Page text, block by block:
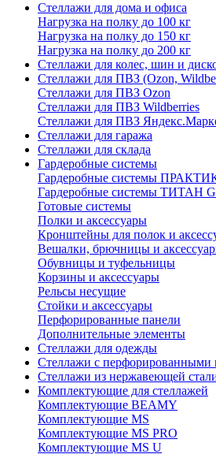
Стеллажи для дома и офиса
Нагрузка на полку до 100 кг
Нагрузка на полку до 150 кг
Нагрузка на полку до 200 кг
Стеллажи для колес, шин и
Стеллажи для ПВЗ (Ozon,
Стеллажи для ПВЗ Ozon
Стеллажи для ПВЗ Wildberries
Стеллажи для ПВЗ
Стеллажи для гаража
Стеллажи для склада
Гардеробные системы
Гардеробные системы
Гардеробные системы ТИТАН
Готовые системы
Полки и аксессуары
Кронштейны для полок и
Вешалки, брючницы и
Обувницы и туфельницы
Корзины и аксессуары
Рельсы несущие
Стойки и аксессуары
Перфорированные панели
Дополнительные элементы
Стеллажи для одежды
Стеллажи с перфорированными
Стеллажи из нержавеющей
Комплектующие для стеллажей
Комплектующие BEAMY
Комплектующие MS
Комплектующие MS PRO
Комплектующие MS U